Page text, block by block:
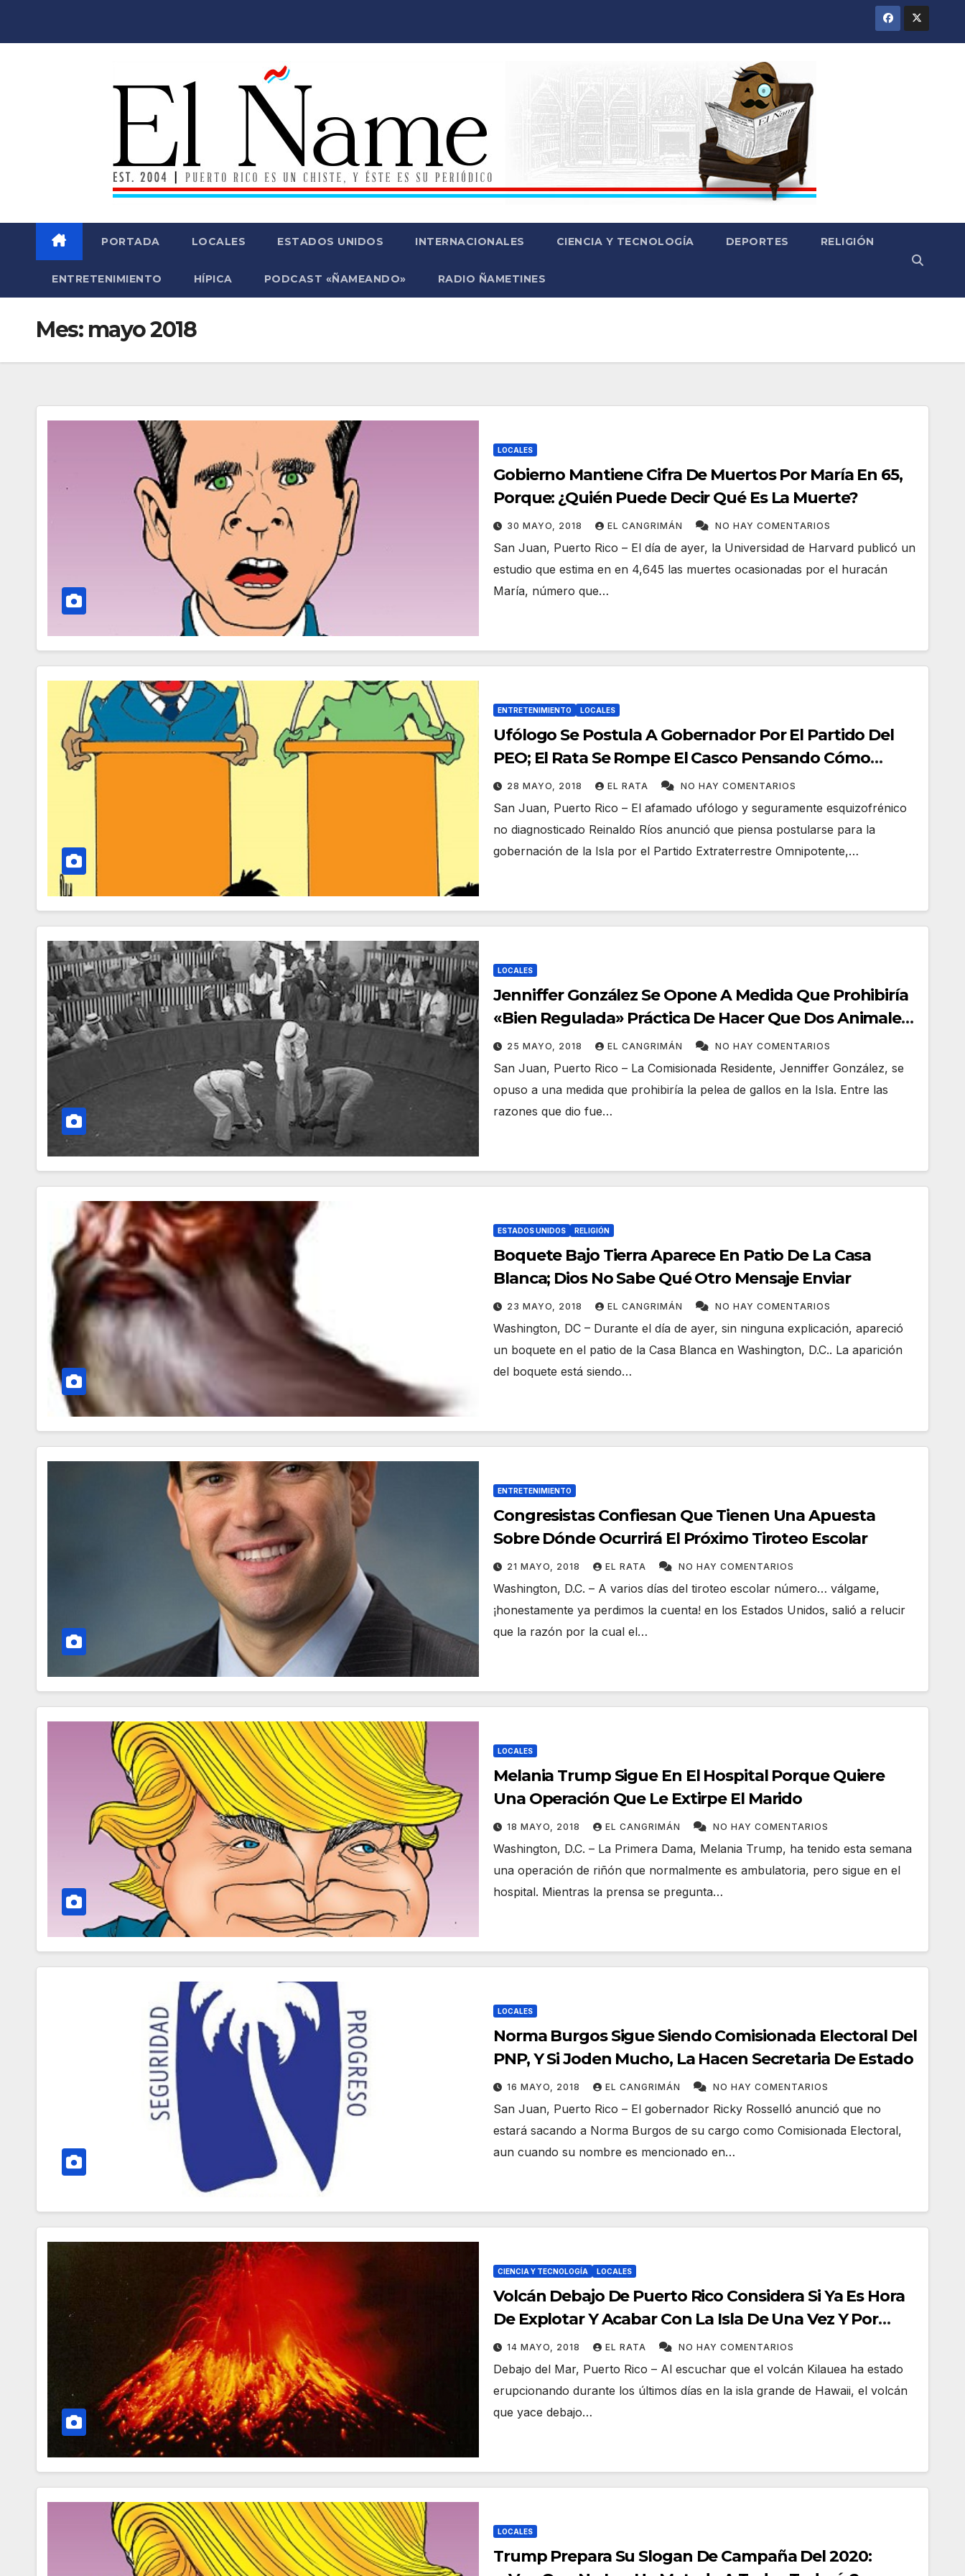
PORTADA LOCALES ESTADOS UNIDOS INTERNACIONALES CIENCIA Y TECNOLOGÍA DEPORTES RELIGIÓN
ENTRETENIMIENTO HÍPICA PODCAST «ÑAMEANDO» RADIO ÑAMETINES
Mes: mayo 2018
LOCALES
Gobierno Mantiene Cifra De Muertos Por María En 65,
Porque: ¿Quién Puede Decir Qué Es La Muerte?
30 MAYO, 2018 EL CANGRIMÁN NO HAY COMENTARIOS
San Juan, Puerto Rico – El día de ayer, la Universidad de Harvard publicó un
estudio que estima en en 4,645 las muertes ocasionadas por el huracán
María, número que…
ENTRETENIMIENTO LOCALES
Ufólogo Se Postula A Gobernador Por El Partido Del
PEO; El Rata Se Rompe El Casco Pensando Cómo
Tripearse Esa Noticia
28 MAYO, 2018 EL RATA NO HAY COMENTARIOS
San Juan, Puerto Rico – El afamado ufólogo y seguramente esquizofrénico
no diagnosticado Reinaldo Ríos anunció que piensa postularse para la
gobernación de la Isla por el Partido Extraterrestre Omnipotente,…
LOCALES
Jenniffer González Se Opone A Medida Que Prohibiría
«Bien Regulada» Práctica De Hacer Que Dos Animales
Se Maten
25 MAYO, 2018 EL CANGRIMÁN NO HAY COMENTARIOS
San Juan, Puerto Rico – La Comisionada Residente, Jenniffer González, se
opuso a una medida que prohibiría la pelea de gallos en la Isla. Entre las
razones que dio fue…
ESTADOS UNIDOS RELIGIÓN
Boquete Bajo Tierra Aparece En Patio De La Casa
Blanca; Dios No Sabe Qué Otro Mensaje Enviar
23 MAYO, 2018 EL CANGRIMÁN NO HAY COMENTARIOS
Washington, DC – Durante el día de ayer, sin ninguna explicación, apareció
un boquete en el patio de la Casa Blanca en Washington, D.C.. La aparición
del boquete está siendo…
ENTRETENIMIENTO
Congresistas Confiesan Que Tienen Una Apuesta
Sobre Dónde Ocurrirá El Próximo Tiroteo Escolar
21 MAYO, 2018 EL RATA NO HAY COMENTARIOS
Washington, D.C. – A varios días del tiroteo escolar número… válgame,
¡honestamente ya perdimos la cuenta! en los Estados Unidos, salió a relucir
que la razón por la cual el…
LOCALES
Melania Trump Sigue En El Hospital Porque Quiere
Una Operación Que Le Extirpe El Marido
18 MAYO, 2018 EL CANGRIMÁN NO HAY COMENTARIOS
Washington, D.C. – La Primera Dama, Melania Trump, ha tenido esta semana
una operación de riñón que normalmente es ambulatoria, pero sigue en el
hospital. Mientras la prensa se pregunta…
LOCALES
Norma Burgos Sigue Siendo Comisionada Electoral Del
PNP, Y Si Joden Mucho, La Hacen Secretaria De Estado
16 MAYO, 2018 EL CANGRIMÁN NO HAY COMENTARIOS
San Juan, Puerto Rico – El gobernador Ricky Rosselló anunció que no
estará sacando a Norma Burgos de su cargo como Comisionada Electoral,
aun cuando su nombre es mencionado en…
CIENCIA Y TECNOLOGÍA LOCALES
Volcán Debajo De Puerto Rico Considera Si Ya Es Hora
De Explotar Y Acabar Con La Isla De Una Vez Y Por
Todas
14 MAYO, 2018 EL RATA NO HAY COMENTARIOS
Debajo del Mar, Puerto Rico – Al escuchar que el volcán Kilauea ha estado
erupcionando durante los últimos días en la isla grande de Hawaii, el volcán
que yace debajo…
LOCALES
Trump Prepara Su Slogan De Campaña Del 2020: